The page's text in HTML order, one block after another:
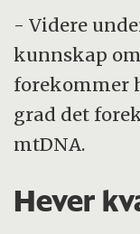
- Videre
kunnskap
forekommer
grad det
mtDNA.
Hever